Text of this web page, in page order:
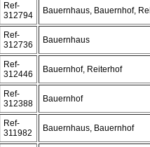
Ref-
312794
Bauernhaus, Bauernhof,
Ref-
312736
Bauernhaus
Ref-
312446
Bauernhof, Reiterhof
Ref-
312388
Bauernhof
Ref-
311982
Bauernhaus, Bauernhof